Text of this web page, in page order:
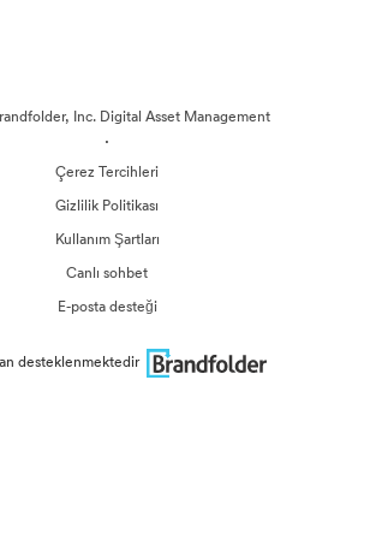
Inc. Digital Asset Management
·
Çerez Tercihleri
Gizlilik Politikası
Kullanım Şartları
Canlı sohbet
E-posta desteği
desteklenmektedir